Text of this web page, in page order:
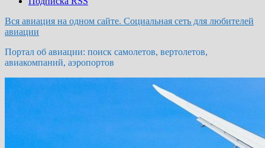
Вся авиация на одном сайте. Социальная сеть для любителей
авиации
Портал об авиации: поиск самолетов, вертолетов,
авиакомпаний, аэропортов